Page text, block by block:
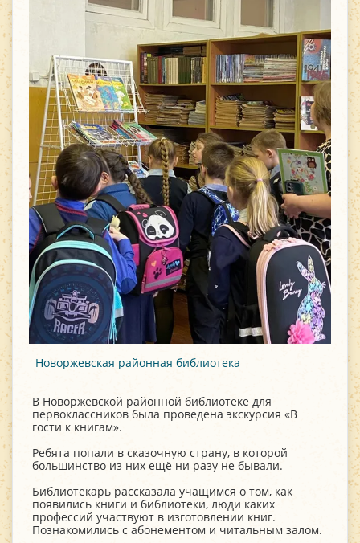
Новоржевская районная библиотека
В Новоржевской районной библиотеке для
первоклассников была проведена экскурсия «В
гости к книгам».
Ребята попали в сказочную страну, в которой
большинство из них ещё ни разу не бывали.
Библиотекарь рассказала учащимся о том, как
появились книги и библиотеки, люди каких
профессий участвуют в изготовлении книг.
Познакомились с абонементом и читальным залом.